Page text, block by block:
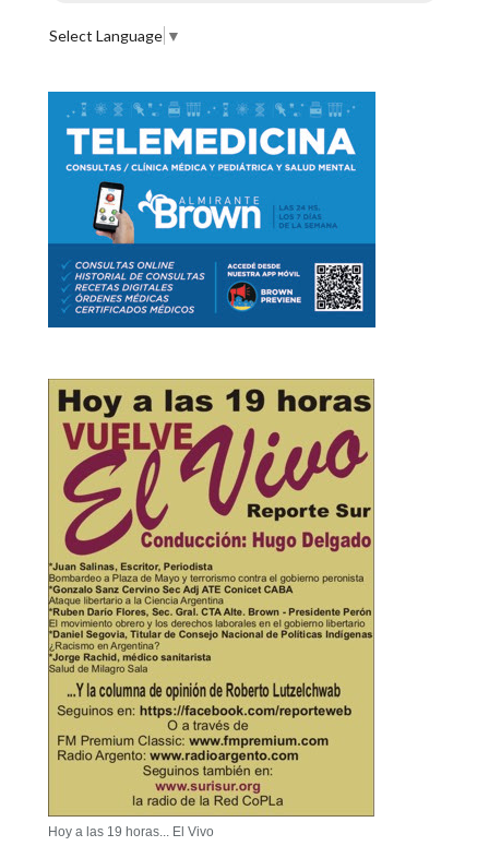
Select Language ▼
Hoy a las 19 horas... El Vivo